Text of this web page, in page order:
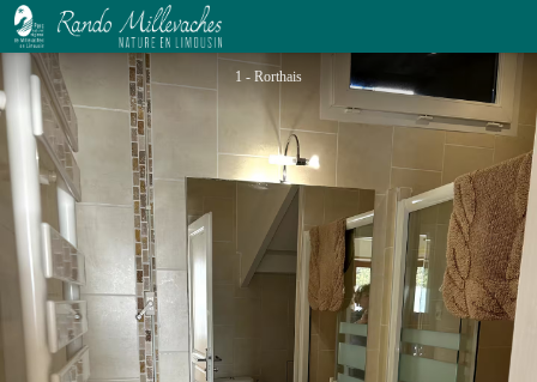
Le Balcon du Lac
1 - Rorthais